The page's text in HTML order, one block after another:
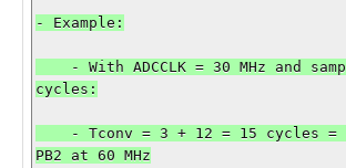
- Example:
cycles:
PB2 at 60 MHz